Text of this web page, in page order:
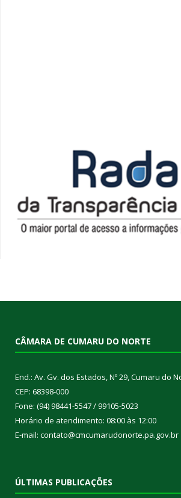
CÂMARA DE CUMARU DO NORTE
End.: Av. Gv. dos Estados, Nº 29, Cumaru do
CEP: 68398-000
Fone: (94) 98441-5547 / 99105-5023
Horário de atendimento: 08:00 às 12:00
E-mail: contato@cmcumarudonorte.pa.gov.br
ÚLTIMAS PUBLICAÇÕES